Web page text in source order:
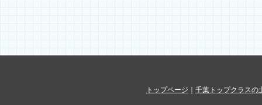
トップページ 千葉トップクラスの